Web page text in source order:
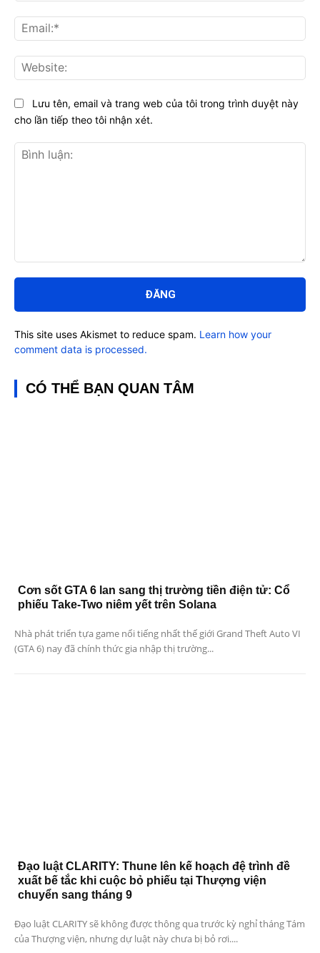
luận:
Lưu tên, email và trang web của tôi trong trình duyệt này
cho lần tiếp theo tôi nhận xét.
This site uses Akismet to reduce spam. Learn how your
comment data is processed.
CÓ THỂ BẠN QUAN TÂM
Cơn sốt GTA 6 lan sang thị trường tiền điện tử: Cổ
phiếu Take-Two niêm yết trên Solana
Nhà phát triển tựa game nổi tiếng nhất thế giới Grand Theft Auto VI
(GTA 6) nay đã chính thức gia nhập thị trường...
Đạo luật CLARITY: Thune lên kế hoạch đệ trình đề
xuất bế tắc khi cuộc bỏ phiếu tại Thượng viện
chuyển sang tháng 9
Đạo luật CLARITY sẽ không được thông qua trước kỳ nghỉ tháng Tám
của Thượng viện, nhưng dự luật này chưa bị bỏ rơi....